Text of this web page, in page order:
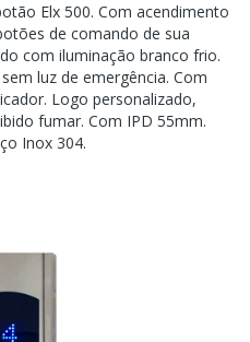
Elx 500. Com acendimento
de comando de sua
com iluminação branco frio.
luz de emergência. Com
Logo personalizado,
fumar. Com IPD 55mm.
Inox 304.